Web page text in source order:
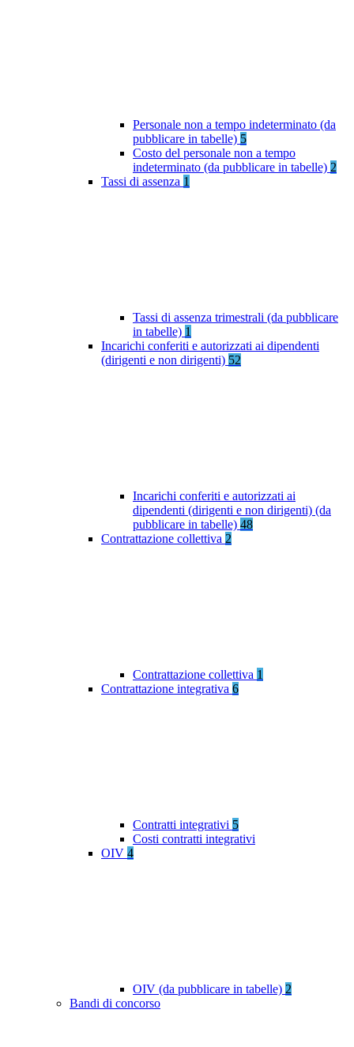
Personale non a tempo indeterminato (da
pubblicare in tabelle) 5
Costo del personale non a tempo
indeterminato (da pubblicare in tabelle) 2
Tassi di assenza 1
Tassi di assenza trimestrali (da pubblicare
in tabelle) 1
Incarichi conferiti e autorizzati ai dipendenti
(dirigenti e non dirigenti) 52
Incarichi conferiti e autorizzati ai
dipendenti (dirigenti e non dirigenti) (da
pubblicare in tabelle) 48
Contrattazione collettiva 2
Contrattazione collettiva 1
Contrattazione integrativa 6
Contratti integrativi 5
Costi contratti integrativi
OIV 4
OIV (da pubblicare in tabelle) 2
Bandi di concorso